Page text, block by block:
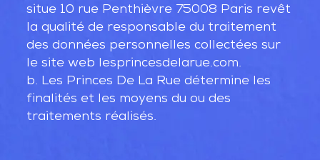
situe 10 rue Penthièvre 75008 Paris revêt
la qualité de responsable du traitement
des données personnelles collectées sur
le site web lesprincesdelarue.com.
b. Les Princes De La Rue détermine les
finalités et les moyens du ou des
traitements réalisés.